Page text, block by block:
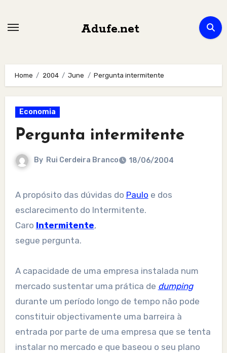
Adufe.net
Home 2004 June Pergunta intermitente
Economia
Pergunta intermitente
By Rui Cerdeira Branco 18/06/2004
A propósito das dúvidas do Paulo e dos
esclarecimento do Intermitente.
Caro Intermitente,
segue pergunta.
A capacidade de uma empresa instalada num
mercado sustentar uma prática de dumping
durante um período longo de tempo não pode
constituir objectivamente uma barreira à
entrada por parte de uma empresa que se tenta
instalar no mercado e que baseou o seu plano